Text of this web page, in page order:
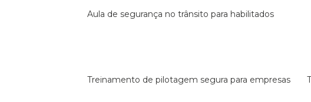
aula de segurança no trânsito para habilitados
treinamento de pilotagem segura para empresas